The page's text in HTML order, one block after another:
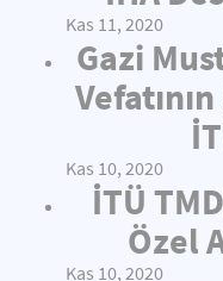
Kas 11, 2020
Gazi
Kas 10, 2020
İTÜ
Özel
Kas 10, 2020